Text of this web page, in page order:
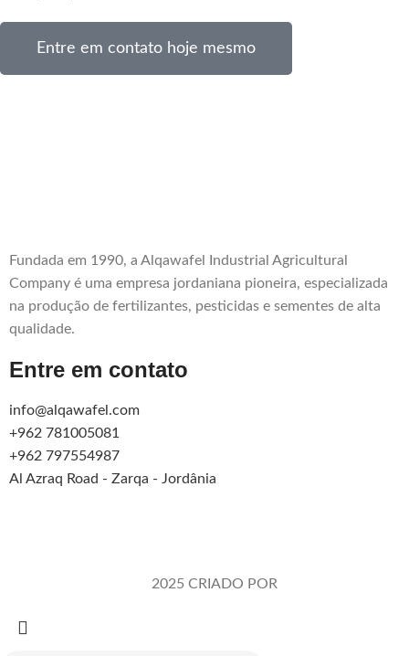
Entre em contato hoje mesmo
Fundada em 1990, a Alqawafel Industrial Agricultural
Company é uma empresa jordaniana pioneira, especializada
na produção de fertilizantes, pesticidas e sementes de alta
qualidade.
Entre em contato
info@alqawafel.com
+962 781005081
+962 797554987
Al Azraq Road - Zarqa - Jordânia
2025 CRIADO POR